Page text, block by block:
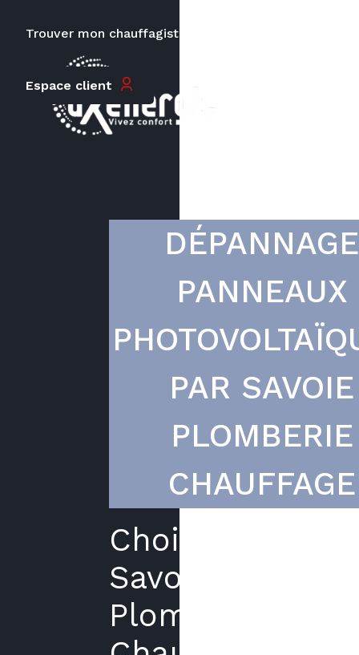
Trouver mon chauffagiste
Espace client
DÉPANNAGE
PANNEAUX
PAR SAVOIE
PLOMBERIE
CHAUFFAGE
Choisir
Savoie
Plomberie